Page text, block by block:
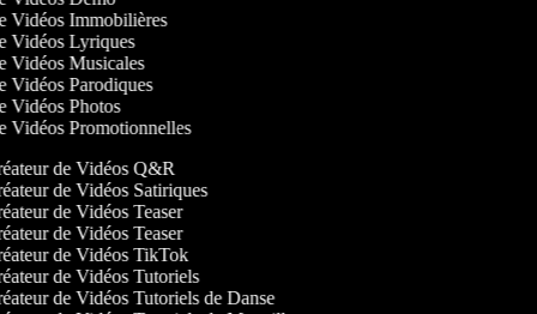
Vidéos Immobilières
Vidéos Lyriques
Vidéos Musicales
Vidéos Parodiques
Vidéos Photos
Vidéos Promotionnelles
de Vidéos Q&R
de Vidéos Satiriques
de Vidéos Teaser
de Vidéos Teaser
de Vidéos TikTok
de Vidéos Tutoriels
de Vidéos Tutoriels de Danse